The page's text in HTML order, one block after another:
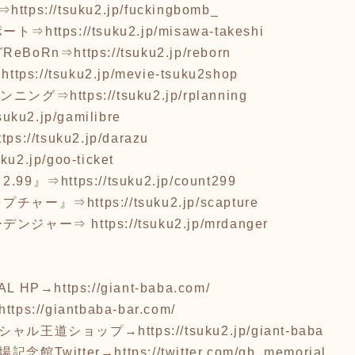
https://tsuku2.jp/fuckingbomb_
ート⇒ https://tsuku2.jp/misawa-takeshi
ReBoRn⇒ https://tsuku2.jp/reborn
https://tsuku2.jp/mevie-tsuku2shop
ニング⇒ https://tsuku2.jp/rplanning
gamilibre
tsuku2.jp/darazu
goo-ticket
2.99』⇒ https://tsuku2.jp/count299
プチャー』⇒ https://tsuku2.jp/scapture
デンジャー⇒ https://tsuku2.jp/mrdanger
HP→ https://giant-baba.com/
giantbaba-bar.com/
ャル王道ショップ→ https://tsuku2.jp/giant-baba
記念館Twitter→ https://twitter.com/gb_memorial